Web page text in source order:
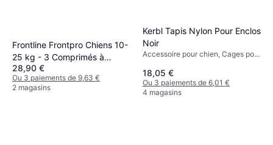
Frontline Frontpro Chiens 10-
25 kg - 3 Comprimés à
Croquer
28,90 €
Ou 3 paiements de 9,63 €
2 magasins
Kerbl Tapis Nylon Pour Enclos
Noir
Accessoire pour chien, Cages pour
18,05 €
Ou 3 paiements de 6,01 €
4 magasins